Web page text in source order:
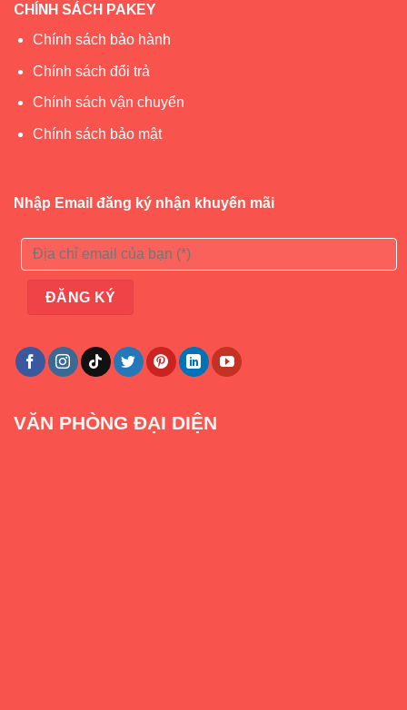
CHÍNH SÁCH PAKEY
Chính sách bảo hành
Chính sách đổi trả
Chính sách vận chuyển
Chính sách bảo mật
Nhập Email đăng ký nhận khuyến mãi
VĂN PHÒNG ĐẠI DIỆN